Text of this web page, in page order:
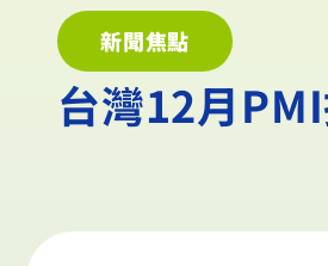
新聞焦點
台灣12月